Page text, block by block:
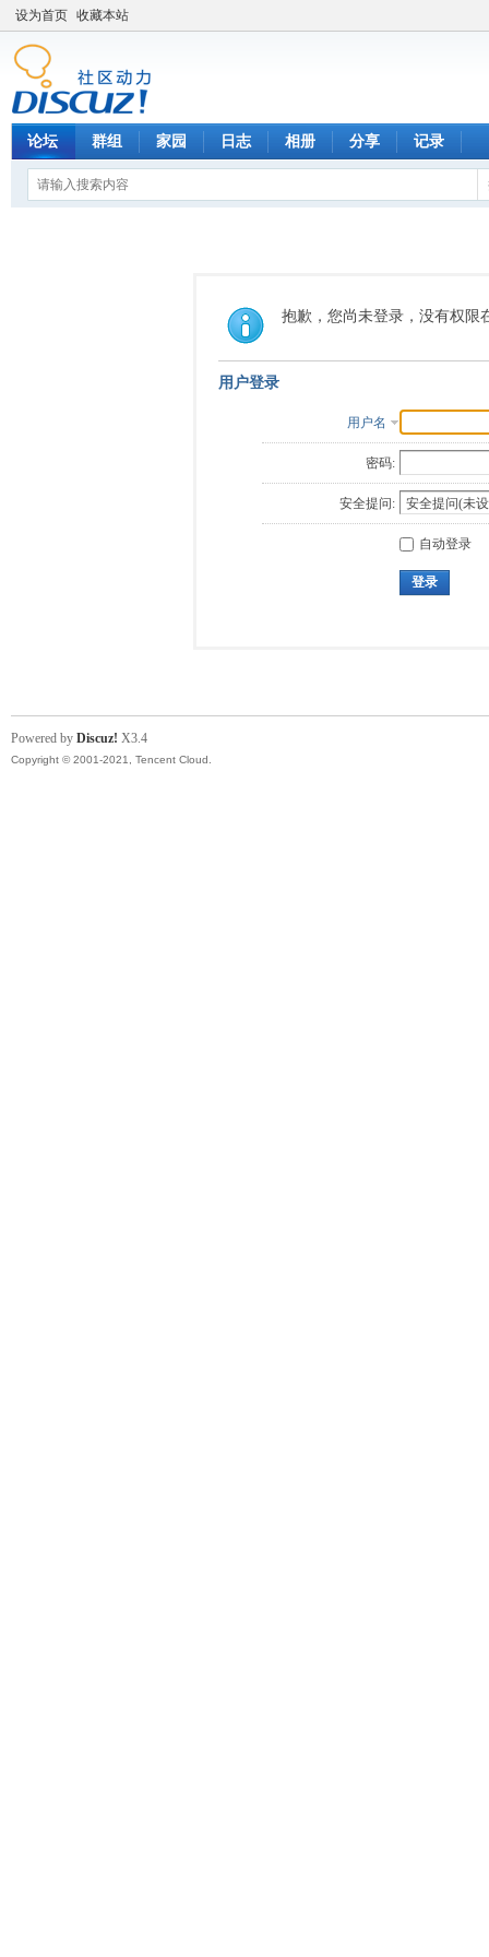
设为首页 收藏本站
论坛 群组 家园 日志 相册 分享 记录
抱歉，您尚未登录，没有权限
用户登录
用户名
密码:
安全提问:
自动登录
登录
Powered by Discuz! X3.4
Copyright © 2001-2021, Tencent Cloud.